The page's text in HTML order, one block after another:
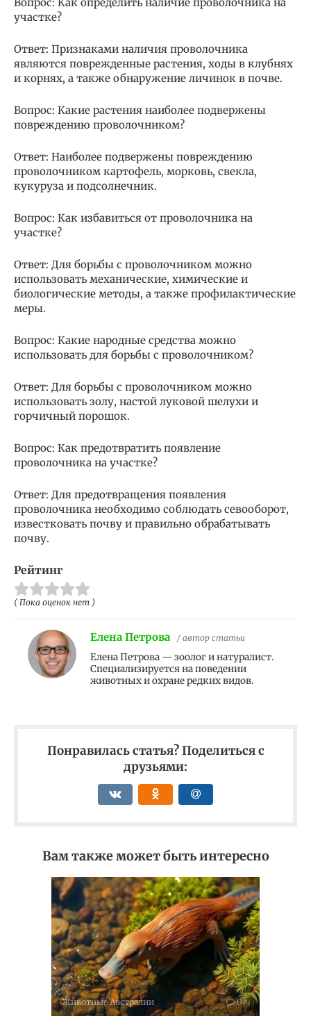
участке?
Ответ: Признаками наличия проволочника
являются поврежденные растения, ходы в клубнях
и корнях, а также обнаружение личинок в почве.
Вопрос: Какие растения наиболее подвержены
повреждению проволочником?
Ответ: Наиболее подвержены повреждению
проволочником картофель, морковь, свекла,
кукуруза и подсолнечник.
Вопрос: Как избавиться от проволочника на
участке?
Ответ: Для борьбы с проволочником можно
использовать механические, химические и
биологические методы, а также профилактические
меры.
Вопрос: Какие народные средства можно
использовать для борьбы с проволочником?
Ответ: Для борьбы с проволочником можно
использовать золу, настой луковой шелухи и
горчичный порошок.
Вопрос: Как предотвратить появление
проволочника на участке?
Ответ: Для предотвращения появления
проволочника необходимо соблюдать севооборот,
известковать почву и правильно обрабатывать
почву.
Рейтинг
( Пока оценок нет )
Елена Петрова / автор статьи
Елена Петрова — зоолог и натуралист.
Специализируется на поведении
животных и охране редких видов.
Понравилась статья? Поделиться с
друзьями:
Вам также может быть интересно
Животные Австралии 0